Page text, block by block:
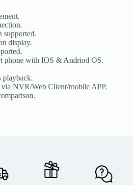
supported.
display.
phone with IOS & Andriod OS.
playback.
NVR/Web Client/mobile APP.